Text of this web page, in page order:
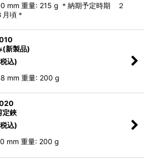
mm 重量: 215 g ＊納期予定時期 ２
月頃＊
(新製品)
込)
mm 重量: 200 g
定鋏
込)
mm 重量: 200 g